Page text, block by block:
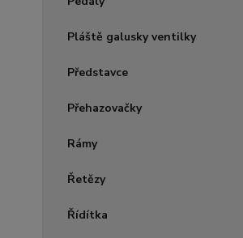
Pláště galusky ventilky
Představce
Přehazovačky
Rámy
Řetězy
Řídítka